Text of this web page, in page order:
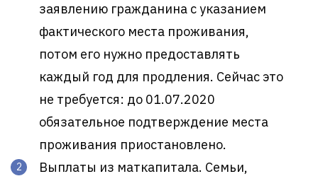
заявлению гражданина с указанием
фактического места проживания,
потом его нужно предоставлять
каждый год для продления. Сейчас это
не требуется: до 01.07.2020
обязательное подтверждение места
проживания приостановлено.
Выплаты из маткапитала. Семьи,